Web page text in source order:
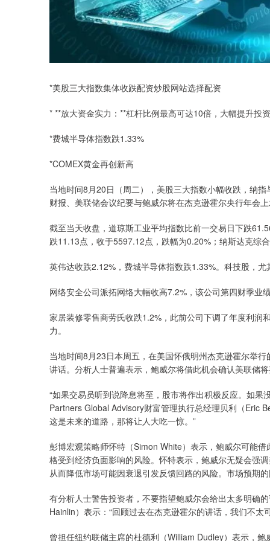
*美股三大指数集体收跌配资炒股网站选择配资
* **放大资金实力：**杠杆比例最高可达10倍，大幅提升投
*费城半导体指数跌1.33%
*COMEX黄金再创新高
当地时间8月20日（周二），美股三大指数小幅收跌，纳
财报、美联储会议纪要与鲍威尔将在杰克逊霍尔央行年会
截至当天收盘，道琼斯工业平均指数比前一交易日下跌
跌11.13点，收于5597.12点，跌幅为0.20%；纳斯达克综
英伟达收跌2.12%，费城半导体指数跌1.33%。科技股，
网络安全公司派拓网络大幅收高7.2%，该公司第四财季业
家居装修零售商劳氏收跌1.2%，此前公司下调了年度利润
力。
当地时间8月23日本周五，在美国怀俄明州杰克逊霍尔举
讲话。分析人士普遍表示，鲍威尔将借此机会确认美联储
“如果交易员听到说降息将至，股市将作出积极反应。如
Partners Global Advisory财富管理执行总经理贝利（Eric
这是未来的道路，那将让人大吃一惊。”
彭博宏观策略师怀特（Simon White）表示，鲍威尔可能
格受到经济负面影响的风险。怀特表示，鲍威尔无疑会强
从而降低市场可能因衰退引发反馈回路的风险。市场预期
有分析人士警告投资者，不要指望鲍威尔会给出太多明确
Hainlin）表示：“回顾过去在杰克逊霍尔的讲话，我们不太
曾担任纽约联储主席的杜德利（William Dudley）表示，